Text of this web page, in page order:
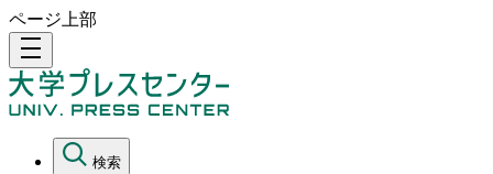
ページ上部
density_medium
検索